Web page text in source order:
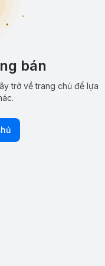
bán
trở về trang chủ để lựa